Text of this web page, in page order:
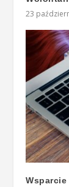
23